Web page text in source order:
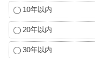
10年以内
20年以内
30年以内